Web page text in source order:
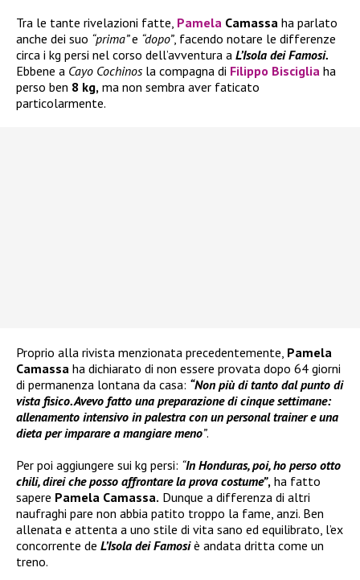
Tra le tante rivelazioni fatte, Pamela Camassa ha parlato
anche dei suo “prima”e “dopo”, facendo notare le differenze
circa i kg persi nel corso dell’avventura a L’Isola dei Famosi.
Ebbene a Cayo Cochinosla compagna di Filippo Bisciglia ha
perso ben 8 kg, ma non sembra aver faticato
particolarmente.
Proprio alla rivista menzionata precedentemente, Pamela
Camassa ha dichiarato di non essere provata dopo 64 giorni
di permanenza lontana da casa: “Non più di tanto dal punto di
vista fisico. Avevo fatto una preparazione di cinque settimane:
allenamento intensivo in palestra con un personal trainer e una
dieta per imparare a mangiare meno”.
Per poi aggiungere sui kg persi: “In Honduras, poi, ho perso otto
chili, direi che posso affrontare la prova costume”, ha fatto
sapere Pamela Camassa. Dunque a differenza di altri
naufraghi pare non abbia patito troppo la fame, anzi. Ben
allenata e attenta a uno stile di vita sano ed equilibrato, l’ex
concorrente de L’Isola dei Famosiè andata dritta come un
treno.